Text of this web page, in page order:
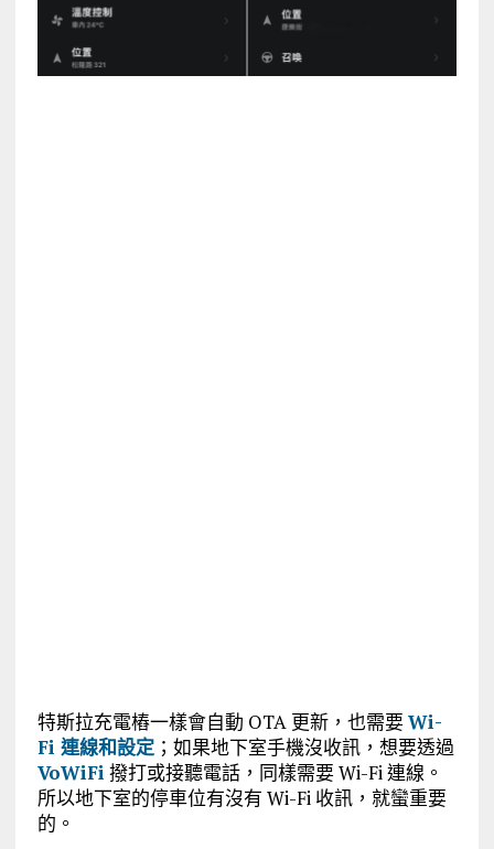
特斯拉充電樁一樣會自動 OTA 更新，也需要 Wi-
Fi 連線和設定；如果地下室手機沒收訊，想要透過
VoWiFi 撥打或接聽電話，同樣需要 Wi-Fi 連線。
所以地下室的停車位有沒有 Wi-Fi 收訊，就蠻重要
的。